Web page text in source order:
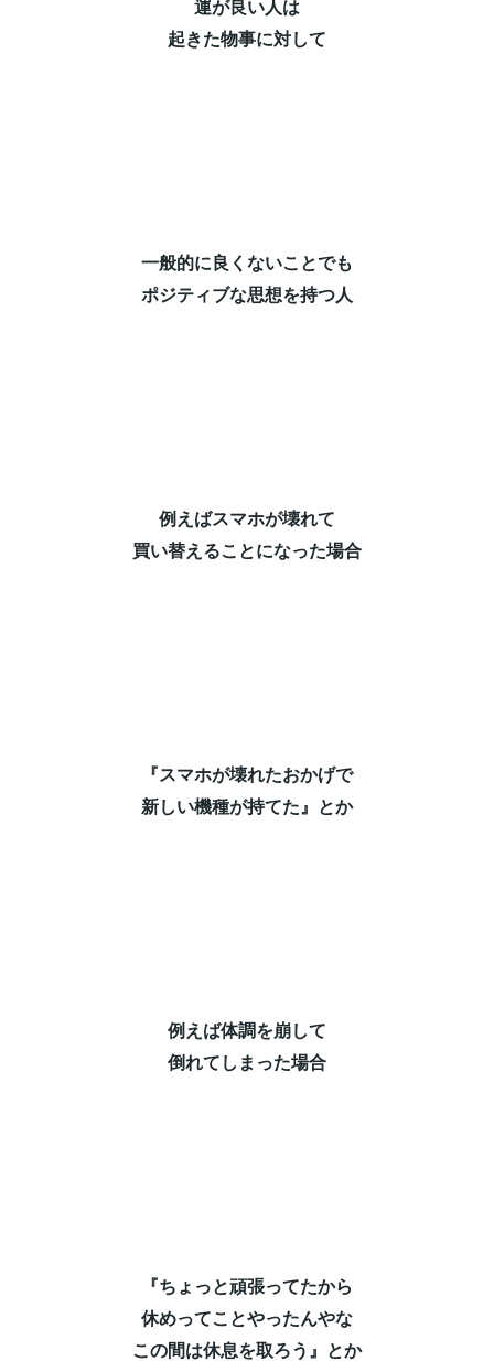
運が良い人は⁡
起きた物事に対して⁡
一般的に良くないことでも⁡
ポジティブな思想を持つ人⁡
例えばスマホが壊れて⁡
買い替えることになった場合⁡
『スマホが壊れたおかげで⁡
新しい機種が持てた』とか⁡
例えば体調を崩して⁡
倒れてしまった場合⁡
『ちょっと頑張ってたから⁡
休めってことやったんやな⁡
この間は休息を取ろう』とか⁡